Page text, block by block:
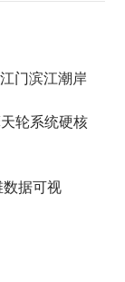
门滨江潮岸
轮系统硬核
据可视